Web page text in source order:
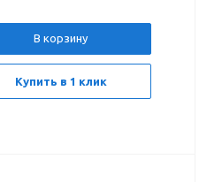
В корзину
Купить в 1 клик